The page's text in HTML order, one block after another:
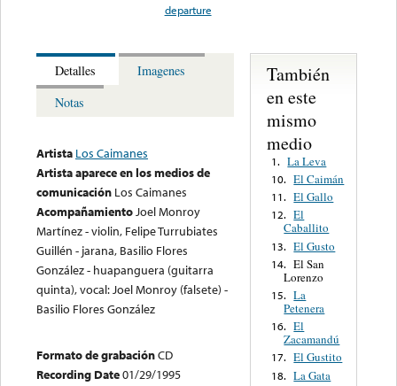
departure
Detalles
Imagenes
Notas
Artista Los Caimanes
Artista aparece en los medios de
comunicación Los Caimanes
AcompañamientoJoel Monroy
Martínez - violin, Felipe Turrubiates
Guillén - jarana, Basilio Flores
González - huapanguera (guitarra
quinta), vocal: Joel Monroy (falsete) -
Basilio Flores González
Formato de grabaciónCD
Recording Date01/29/1995
También
en este
mismo
medio
1. La Leva
10. El Caimán
11. El Gallo
12. El
Caballito
13. El Gusto
14. El San
Lorenzo
15. La
Petenera
16. El
Zacamandú
17. El Gustito
18. La Gata